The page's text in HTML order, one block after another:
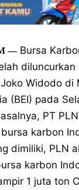
—Bursa
diluncurkan
Widodo di
(BEI) pada
PT
karbon
dimiliki, PLN
karbon
1 juta ton